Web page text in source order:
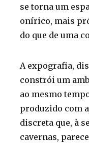
se torna um
onírico, mais
do que de uma
A expografia,
constrói um
ao mesmo
produzido com
discreta que, à
cavernas,